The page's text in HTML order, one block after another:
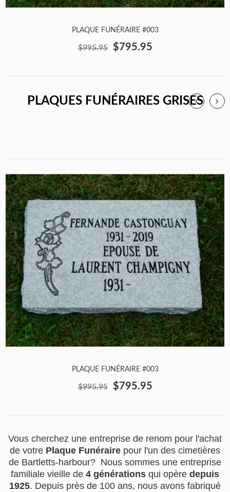
PLAQUE FUNÉRAIRE #003
$995.95 $795.95
PLAQUES FUNÉRAIRES GRISES
PLAQUE FUNÉRAIRE #003
$995.95 $795.95
Vous cherchez une entreprise de renom pour l'achat
de votre Plaque Funéraire pour l'un des cimetières
de Bartletts-harbour? Nous sommes une entreprise
familiale vieille de 4 générations qui opère depuis
1925. Depuis près de 100 ans, nous avons fabriqué